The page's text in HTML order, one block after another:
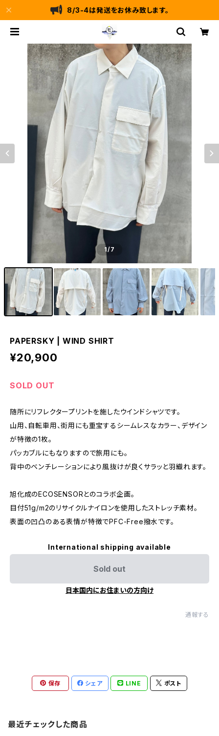
8/3-4は発送をお休み致します。
1/7
PAPERSKY | WIND SHIRT
¥20,900
SOLD OUT
随所にリフレクタープリントを施したウインドシャツです。
山用、自転車用、街用にも重宝するシームレスなカラー、デザイン
が特徴の1枚。
パッカブルにもなりますので旅用にも。
背中のベンチレーションにより風抜けが良くサラッと羽織れます。
旭化成のECOSENSORとのコラボ企画。
目付51g/m2のリサイクルナイロンを使用したストレッチ素材。
表面の凹凸のある表情が特徴でPFC-Free撥水です。
International shipping available
Sold out
日本国内にお住まいの方向け
通報する
保存 シェア LINE ポスト
最近チェックした商品